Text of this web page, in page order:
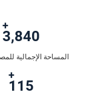
4,000
المساحة الإجمالية
120